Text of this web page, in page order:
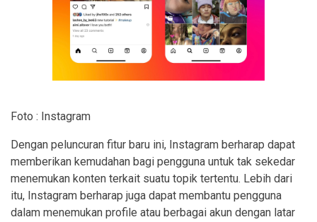
Foto : Instagram
Dengan peluncuran fitur baru ini, Instagram berharap dapat
memberikan kemudahan bagi pengguna untuk tak sekedar
menemukan konten terkait suatu topik tertentu. Lebih dari
itu, Instagram berharap juga dapat membantu pengguna
dalam menemukan profile atau berbagai akun dengan latar